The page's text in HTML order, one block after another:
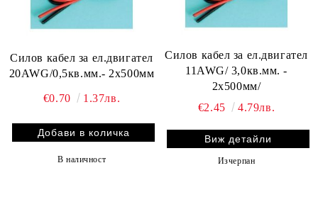
Силов кабел за ел.двигател
20AWG/0,5кв.мм.- 2x500мм
€0.70 1.37лв.
В наличност
Силов кабел за ел.двигател
11AWG/ 3,0кв.мм. -
2x500мм/
€2.45
4.79лв.
Виж детайли
Изчерпан